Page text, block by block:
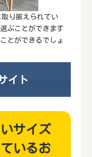
取り揃えられてい
ぶことができます
とができるでしょ
イト
サイズ
いるお